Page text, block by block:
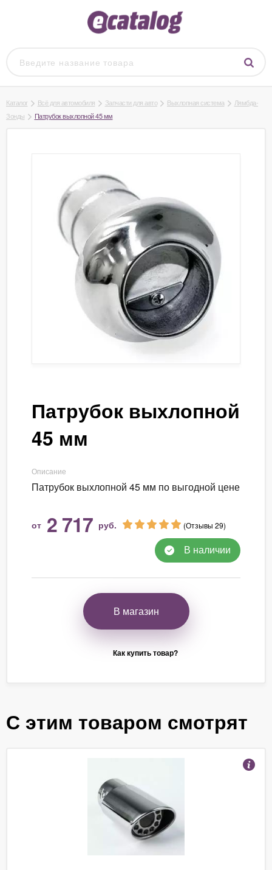
Каталог Всё для автомобиля Запчасти для авто Выхлопная система
Лямбда-
Зонды
Патрубок выхлопной 45 мм
Патрубок выхлопной
45 мм
Описание
Патрубок выхлопной 45 мм по выгодной цене
от 2 717 руб. (Отзывы 29)
В наличии
В магазин
Как купить товар?
С этим товаром смотрят